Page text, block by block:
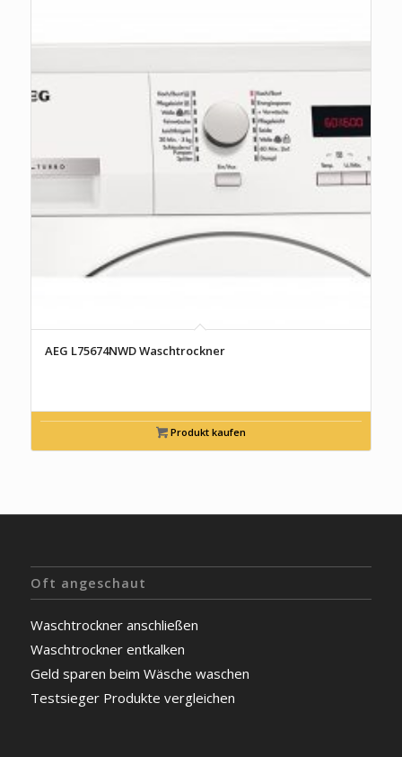
AEG L75674NWD Waschtrockner
Produkt kaufen
Oft angeschaut
Waschtrockner anschließen
Waschtrockner entkalken
Geld sparen beim Wäsche waschen
Testsieger Produkte vergleichen